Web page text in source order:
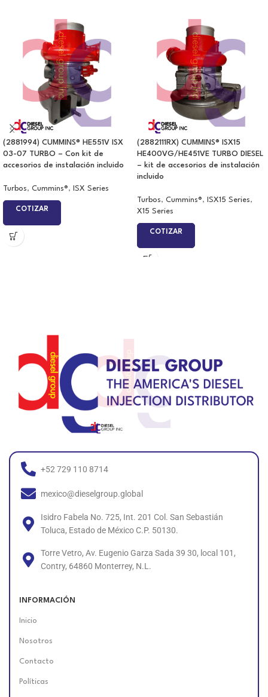
(2881994) CUMMINS® HE551V ISX
03-07 TURBO – Con kit de
accesorios de instalación incluido
Turbos, Cummins®, ISX Series
COTIZAR
(2882111RX) CUMMINS® ISX15
HE400VG/HE451VE TURBO DIESEL
– kit de accesorios de instalación
incluido
Turbos, Cummins®, ISX15 Series,
X15 Series
COTIZAR
+52 729 110 8714
mexico@dieselgroup.global
Isidro Fabela No. 725, Int. 201 Col. San Sebastián
Toluca, Estado de México C.P. 50130.
Torre Vetro, Av. Eugenio Garza Sada 39 30, local 101,
Contry, 64860 Monterrey, N.L.
INFORMACIÓN
Inicio
Nosotros
Contacto
Políticas